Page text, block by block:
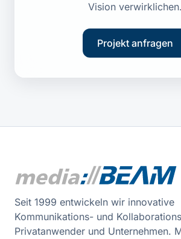
Vision verwirklichen.
Projekt anfragen
Seit 1999 entwickeln wir innovative
Kommunikations- und
Privatanwender und Unternehmen.